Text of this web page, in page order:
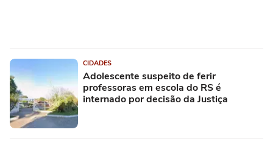
CIDADES
Adolescente suspeito de ferir
professoras em escola do RS é
internado por decisão da Justiça